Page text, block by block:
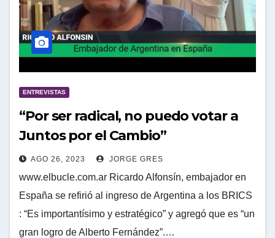
ENTREVISTAS
“Por ser radical, no puedo votar a
Juntos por el Cambio”
AGO 26, 2023 JORGE GRES
www.elbucle.com.ar Ricardo Alfonsín, embajador en
España se refirió al ingreso de Argentina a los BRICS
: “Es importantísimo y estratégico” y agregó que es “un
gran logro de Alberto Fernández”.…